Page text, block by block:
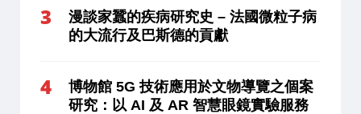
漫談家蠶的疾病研究史 – 法國微粒子病
的大流行及巴斯德的貢獻
博物館 5G 技術應用於文物導覽之個案
研究：以 AI 及 AR 智慧眼鏡實驗服務